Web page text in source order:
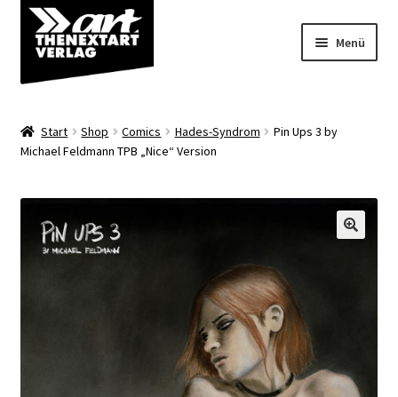
Zur
Navigation
springen
Zum
Inhalt
springen
Menü
Shop
Über uns
Start Shop Comics Hades-Syndrom
Pin Ups 3 by
Michael Feldmann TPB „Nice“ Version